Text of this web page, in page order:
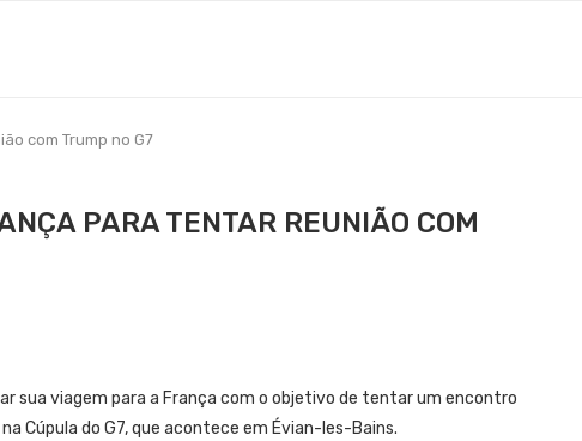
com Trump no G7
PARA TENTAR REUNIÃO COM
sua viagem para a França com o objetivo de tentar um encontro
Cúpula do G7, que acontece em Évian-les-Bains.